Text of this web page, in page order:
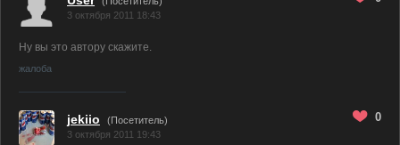
3 октября 2011 18:43
Ну вы это автору скажите.
жалоба
jekiio
(Посетитель)
3 октября 2011 19:43
0